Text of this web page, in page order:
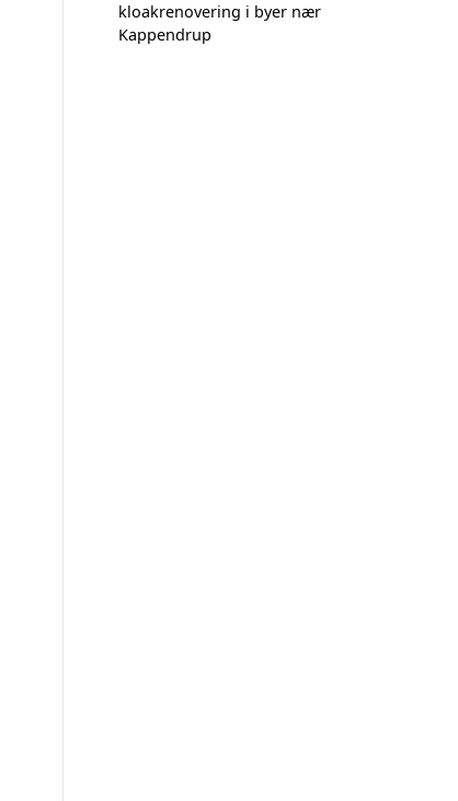
kloakrenovering i byer nær
Kappendrup